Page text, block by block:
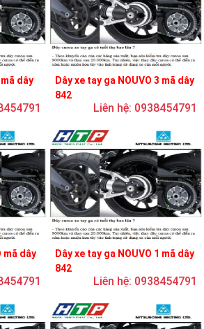
mã dây
Dây xe tay ga NOUVO 3 mã dây
842
Liên hệ: 0938454791
mã dây
Dây xe tay ga NOUVO 1 mã dây
842
Liên hệ: 0938454791